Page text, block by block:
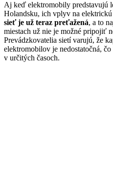
Aj keď elektromobily predstavujú
Holandsku, ich vplyv na
sieť je už teraz preťažená, a to
miestach už nie je možné pripojiť
Prevádzkovatelia sietí varujú, že
elektromobilov je nedostatočná,
v určitých časoch.